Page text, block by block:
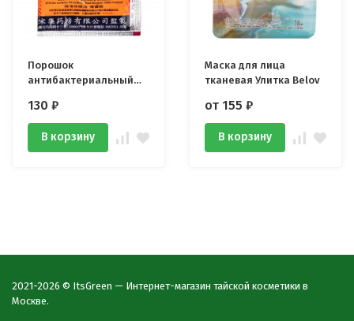
Порошок
антибактериальный
130 ₽
В корзину
Маска для лица
тканевая Улитка Belov
от 155 ₽
В корзину
2021-2026 © ItsGreen — Интернет-магазин тайской косметики в
Москве.